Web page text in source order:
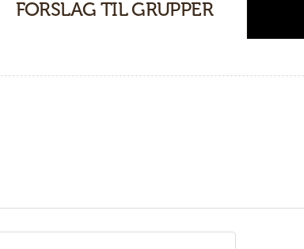
FORSLAG TIL GRUPPER